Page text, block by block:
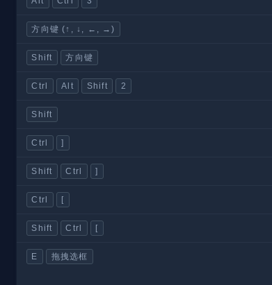
方向键 (↑, ↓, ←, →)
Shift 方向键
Ctrl Alt Shift 2
Shift
Ctrl ]
Shift Ctrl ]
Ctrl [
Shift Ctrl [
E 拖拽选框